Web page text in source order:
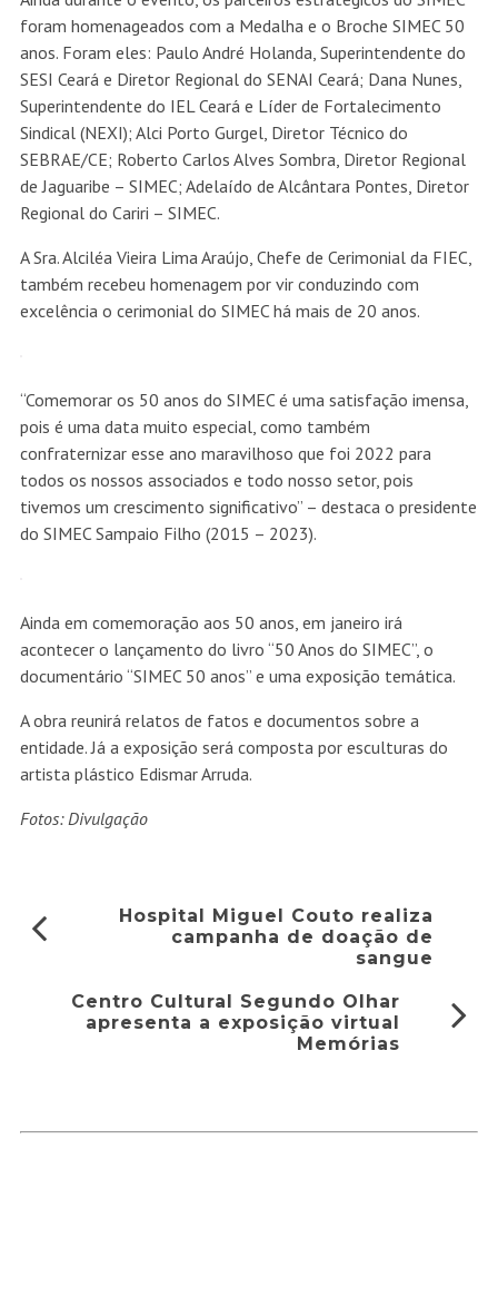
foram homenageados com a Medalha e o Broche SIMEC 50
anos. Foram eles: Paulo André Holanda, Superintendente do
SESI Ceará e Diretor Regional do SENAI Ceará; Dana Nunes,
Superintendente do IEL Ceará e Líder de Fortalecimento
Sindical (NEXI); Alci Porto Gurgel, Diretor Técnico do
SEBRAE/CE; Roberto Carlos Alves Sombra, Diretor Regional
de Jaguaribe – SIMEC; Adelaído de Alcântara Pontes, Diretor
Regional do Cariri – SIMEC.
A Sra. Alciléa Vieira Lima Araújo, Chefe de Cerimonial da FIEC,
também recebeu homenagem por vir conduzindo com
excelência o cerimonial do SIMEC há mais de 20 anos.
“Comemorar os 50 anos do SIMEC é uma satisfação imensa,
pois é uma data muito especial, como também
confraternizar esse ano maravilhoso que foi 2022 para
todos os nossos associados e todo nosso setor, pois
tivemos um crescimento significativo” – destaca o presidente
do SIMEC Sampaio Filho (2015 – 2023).
Ainda em comemoração aos 50 anos, em janeiro irá
acontecer o lançamento do livro “50 Anos do SIMEC”, o
documentário “SIMEC 50 anos” e uma exposição temática.
A obra reunirá relatos de fatos e documentos sobre a
entidade. Já a exposição será composta por esculturas do
artista plástico Edismar Arruda.
Fotos: Divulgação
Hospital Miguel Couto realiza
campanha de doação de
sangue
Centro Cultural Segundo Olhar
apresenta a exposição virtual
Memórias